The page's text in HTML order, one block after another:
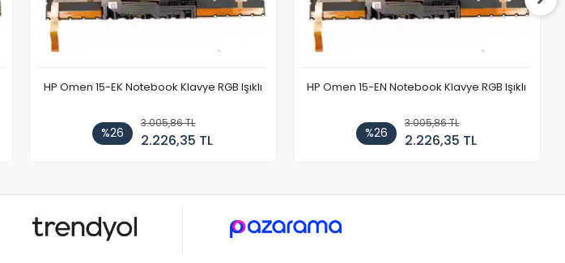
HP Omen 15-EK Notebook Klavye RGB Işıklı
%26
3.005,86 TL
2.226,35 TL
HP Omen 15-EN Notebook Klavye RGB Işıklı
%26
3.005,86 TL
2.226,35 TL